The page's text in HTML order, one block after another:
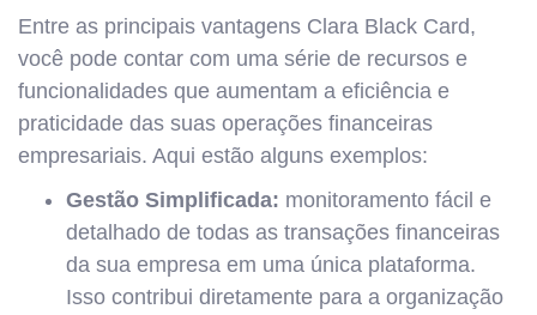
Entre as principais vantagens Clara Black Card,
você pode contar com uma série de recursos e
funcionalidades que aumentam a eficiência e
praticidade das suas operações financeiras
empresariais. Aqui estão alguns exemplos:
Gestão Simplificada: monitoramento fácil e
detalhado de todas as transações financeiras
da sua empresa em uma única plataforma.
Isso contribui diretamente para a organização